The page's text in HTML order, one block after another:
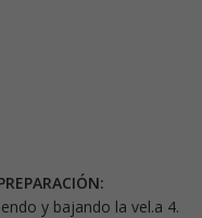
y bajando la vel.a 4.